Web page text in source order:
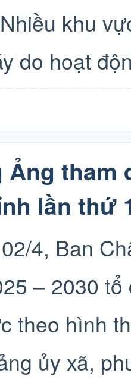
khu
do hoạt
Ảng tham
lần thứ
4, Ban
– 2030
theo hình
ủy xã,